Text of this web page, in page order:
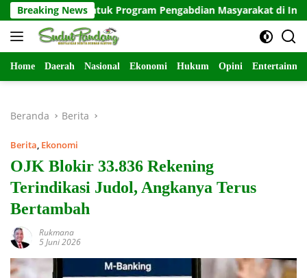
Langsung
ke
konten
Breaking News
untuk Program Pengabdian Masyarakat di Indramayu
Home Daerah Nasional Ekonomi Hukum Opini
Beranda Berita
Berita, Ekonomi
OJK Blokir 33.836 Rekening
Terindikasi Judol, Angkanya Terus
Bertambah
Rukmana
5 Juni 2026